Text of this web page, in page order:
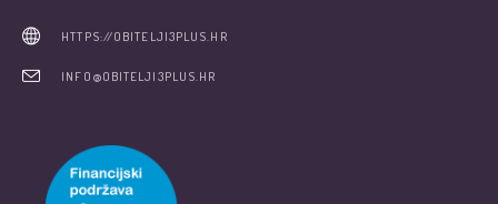
HTTPS://OBITELJI3PLUS.HR
INFO@OBITELJI3PLUS.HR